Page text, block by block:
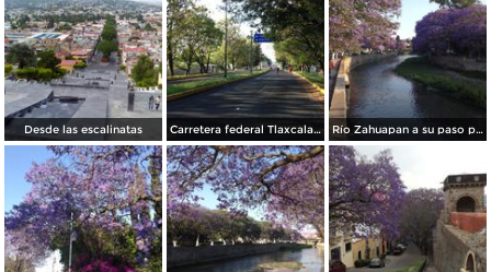
Desde las escalinatas Carretera federal Tlaxcala-Puebla. Junio/2018 Río Zahuapan a su paso por la capital de Tlaxcala. Abril/2018